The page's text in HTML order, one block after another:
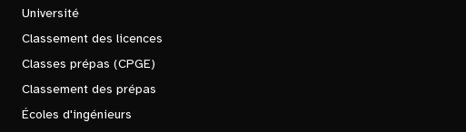
Université
Classement des licences
Classes prépas (CPGE)
Classement des prépas
Écoles d'ingénieurs